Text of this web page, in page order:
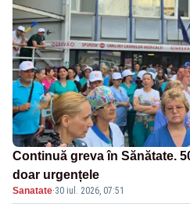
Continuă greva în Sănătate.
doar urgențele
Sanatate·30 iul. 2026, 07:51